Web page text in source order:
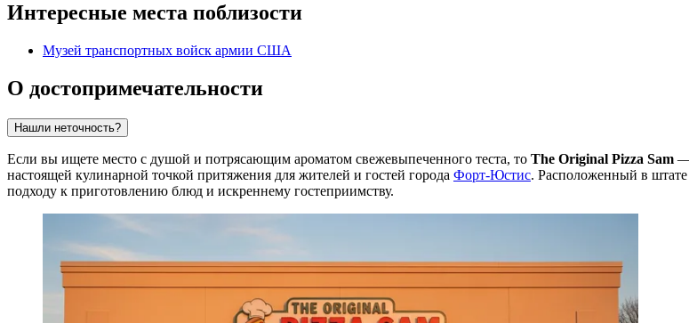
Интересные места поблизости
Музей транспортных войск армии США
О достопримечательности
Нашли неточность?
Если вы ищете место с душой и потрясающим ароматом свежевыпеченного теста, то The Original Pizza Sam —
настоящей кулинарной точкой притяжения для жителей и гостей города Форт-Юстис. Расположенный в
подходу к приготовлению блюд и искреннему гостеприимству.